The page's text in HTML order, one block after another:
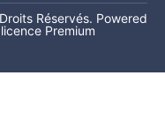
Réservés. Powered
Premium